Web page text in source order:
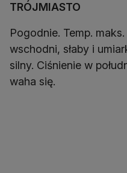
TRÓJMIASTO
Pogodnie. Temp.
wschodni, słaby i
silny. Ciśnienie w
waha się.